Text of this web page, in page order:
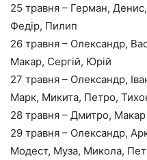
25 травня – Герман,
Федір, Пилип
26 травня – Олександр,
Макар, Сергій, Юрій
27 травня – Олександр,
Марк, Микита, Петро,
28 травня – Дмитро, Макар
29 травня – Олександр,
Модест, Муза, Микола,